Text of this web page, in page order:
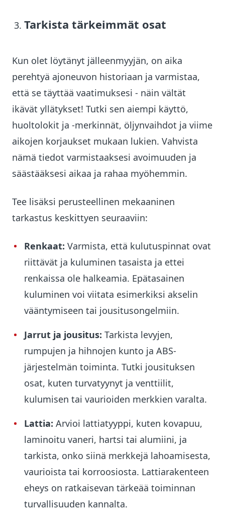
Tarkista tärkeimmät osat
Kun olet löytänyt jälleenmyyjän, on aika
perehtyä ajoneuvon historiaan ja varmistaa,
että se täyttää vaatimuksesi - näin vältät
ikävät yllätykset! Tutki sen aiempi käyttö,
huoltolokit ja -merkinnät, öljynvaihdot ja viime
aikojen korjaukset mukaan lukien. Vahvista
nämä tiedot varmistaaksesi avoimuuden ja
säästääksesi aikaa ja rahaa myöhemmin.
Tee lisäksi perusteellinen mekaaninen
tarkastus keskittyen seuraaviin:
Renkaat: Varmista, että kulutuspinnat ovat
riittävät ja kuluminen tasaista ja ettei
renkaissa ole halkeamia. Epätasainen
kuluminen voi viitata esimerkiksi akselin
vääntymiseen tai jousitusongelmiin.
Jarrut ja jousitus: Tarkista levyjen,
rumpujen ja hihnojen kunto ja ABS-
järjestelmän toiminta. Tutki jousituksen
osat, kuten turvatyynyt ja venttiilit,
kulumisen tai vaurioiden merkkien varalta.
Lattia: Arvioi lattiatyyppi, kuten kovapuu,
laminoitu vaneri, hartsi tai alumiini, ja
tarkista, onko siinä merkkejä lahoamisesta,
vaurioista tai korroosiosta. Lattiarakenteen
eheys on ratkaisevan tärkeää toiminnan
turvallisuuden kannalta.